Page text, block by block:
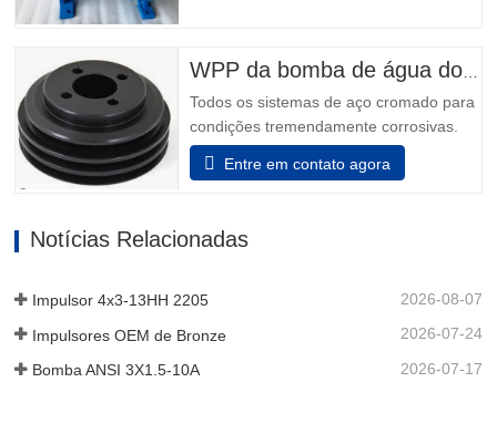
os melhores - Modelo 3196. Power Ends
são o resultado de mais de 160…
Todos os sistemas de aço cromado para
condições tremendamente corrosivas.
todos os elementos que incluem o
adaptador e a unidade de rolamento são
que o dispositivo auxiliar da unidade de
Entre em contato agora
Notícias Relacionadas
Impulsor 4x3-13HH 2205 2026-08-07
Impulsores OEM de Bronze 2026-07-24
Bomba ANSI 3X1.5-10A 2026-07-17